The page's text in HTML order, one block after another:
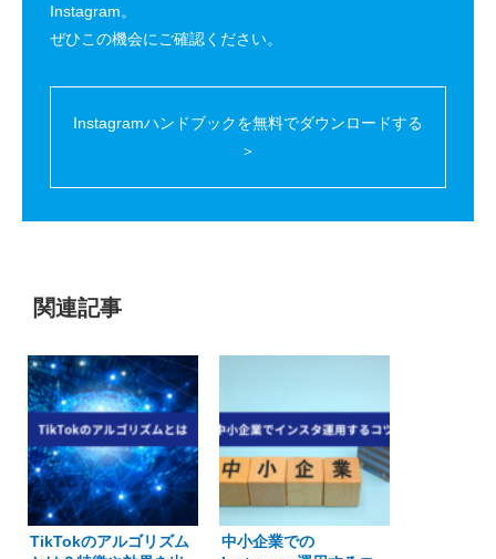
Instagram。
ぜひこの機会にご確認ください。
Instagramハンドブックを無料でダウンロードする
＞
関連記事
TikTokのアルゴリズム
中小企業での